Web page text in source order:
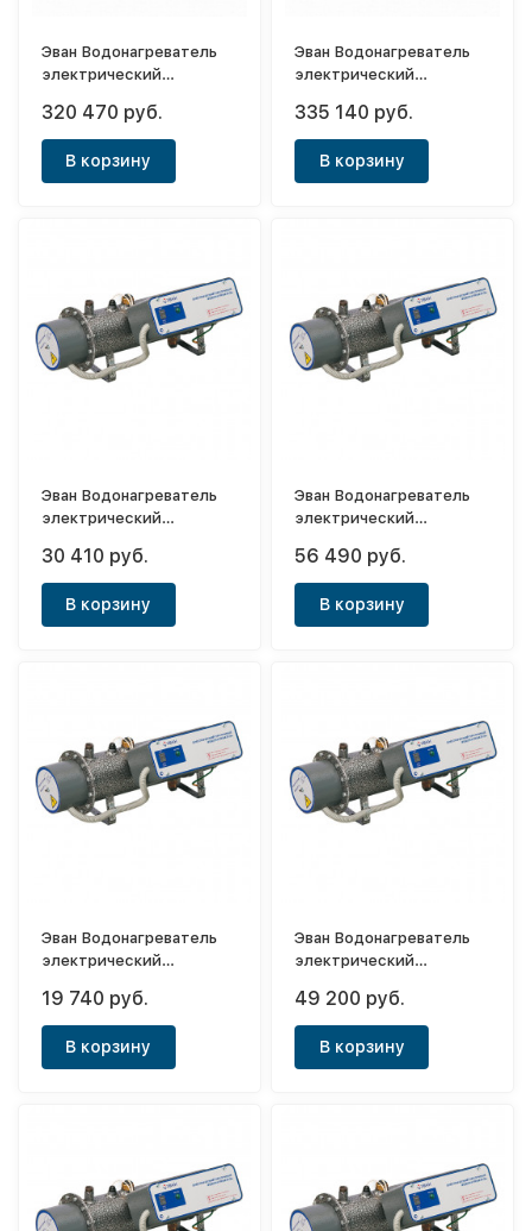
Эван Водонагреватель
электрический
320 470 руб.
В корзину
Эван Водонагреватель
электрический
335 140 руб.
В корзину
Эван Водонагреватель
электрический
30 410 руб.
В корзину
Эван Водонагреватель
электрический
56 490 руб.
В корзину
Эван Водонагреватель
электрический
19 740 руб.
В корзину
Эван Водонагреватель
электрический
49 200 руб.
В корзину